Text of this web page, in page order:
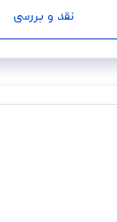
نقد و بررسی